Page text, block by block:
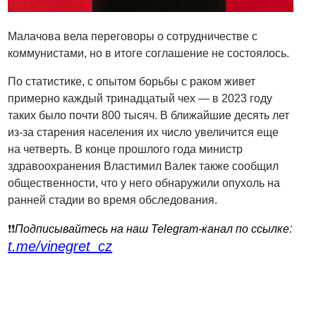
Малачова вела переговоры о сотрудничестве с
коммунистами, но в итоге соглашение не состоялось.
По статистике, с опытом борьбы с раком живет
примерно каждый тринадцатый чех — в 2023 году
таких было почти 800 тысяч. В ближайшие десять лет
из-за старения населения их число увеличится еще
на четверть. В конце прошлого года министр
здравоохранения Властимил Валек также сообщил
общественности, что у него обнаружили опухоль на
ранней стадии во время обследования.
❗️❗️Подписывайтесь на наш Telegram-канал по ссылке:
t.me/vinegret_cz